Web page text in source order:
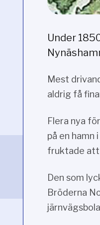
Under
Mest
aldrig få
Flera nya
på en
fruktade att
Den som
Bröderna